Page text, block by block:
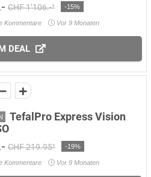
CHF 1’106.-¹ -15%
Kommentare Vor 9 Monaten
DEAL
TefalPro Express Vision
CHF 219.95¹ -19%
Kommentare Vor 9 Monaten